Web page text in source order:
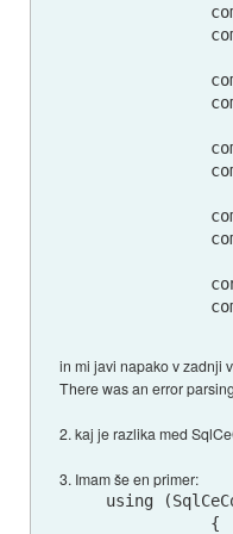
in mi javi napako v zadnji
There was an error
2. kaj je razlika med
3. Imam še en primer:
using
            {